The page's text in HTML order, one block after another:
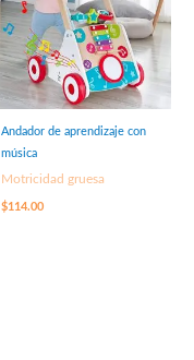
Andador de aprendizaje con
música
Motricidad gruesa
$114.00